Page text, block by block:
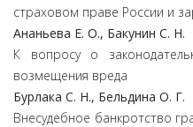
страховом праве России и
Ананьева Е. О., Бакунин С. Н.
К вопросу о
возмещения вреда
Бурлака С. Н., Бельдина О. Г.
Внесудебное банкротство